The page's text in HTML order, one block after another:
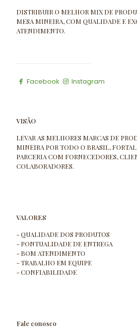
DISTRIBUIR O MELHOR MIX DE
MESA MINEIRA, COM QUALIDADE E
ATENDIMENTO.
Facebook Instagram
VISÃO
LEVAR AS MELHORES MARCAS DE
MINEIRA POR TODO O BRASIL,
PARCERIA COM FORNECEDORES,
COLABORADORES.
VALORES
- QUALIDADE DOS PRODUTOS
- PONTUALIDADE DE ENTREGA
- BOM ATENDIMENTO
- TRABALHO EM EQUIPE
- CONFIABILIDADE
Fale conosco